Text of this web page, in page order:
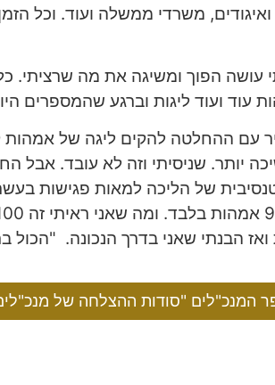
משרדי ממשלה ועוד. וכל
עושה הפוך ומשיגה את מה
עוד ועוד ליגות וברגע שהמספרים
ההחלטה להקים ליגה של אמהות
יותר. שניסיתי וזה לא עובד. אבל
של הליכה למאות פגישות
המנכ"לים "סודות ההצלחה של